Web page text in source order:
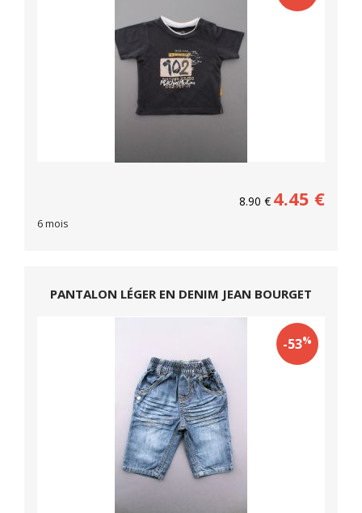
8.90 € 4.45 €
6 mois
PANTALON LÉGER EN DENIM JEAN BOURGET
-53%